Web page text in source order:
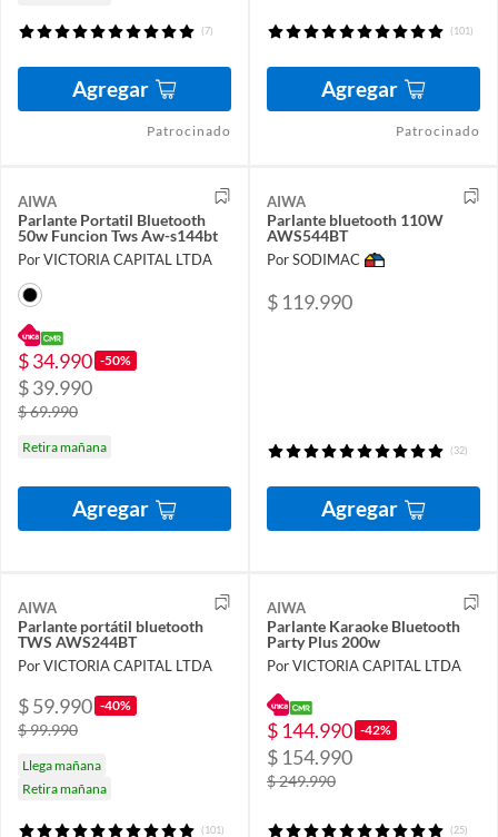
(7)
Agregar
Patrocinado
(101)
Agregar
Patrocinado
AIWA
Parlante Portatil Bluetooth
50w Funcion Tws Aw-s144bt
Por VICTORIA CAPITAL LTDA
$ 34.990 -50%
$ 39.990
$ 69.990
Retira mañana
Agregar
AIWA
Parlante bluetooth 110W
AWS544BT
Por SODIMAC
$ 119.990
(32)
Agregar
AIWA
Parlante portátil bluetooth
TWS AWS244BT
Por VICTORIA CAPITAL LTDA
$ 59.990 -40%
$ 99.990
Llega mañana
Retira mañana
(101)
AIWA
Parlante Karaoke Bluetooth
Party Plus 200w
Por VICTORIA CAPITAL LTDA
$ 144.990 -42%
$ 154.990
$ 249.990
(25)